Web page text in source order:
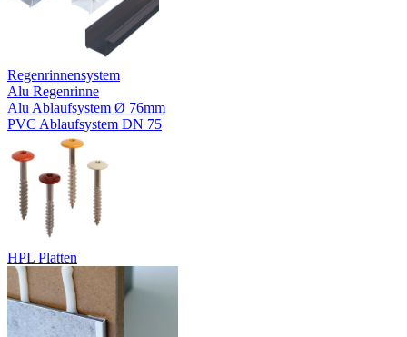
Regenrinnensystem
Alu Regenrinne
Alu Ablaufsystem Ø 76mm
PVC Ablaufsystem DN 75
HPL Platten